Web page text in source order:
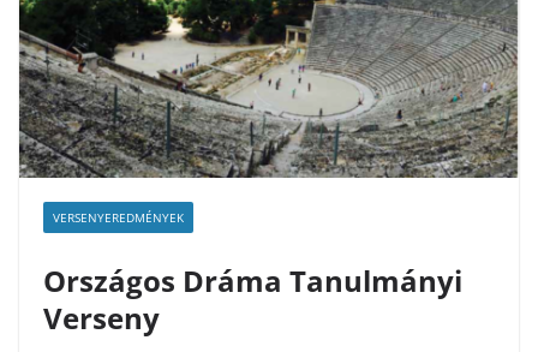
VERSENYEREDMÉNYEK
Országos Dráma Tanulmányi
Verseny